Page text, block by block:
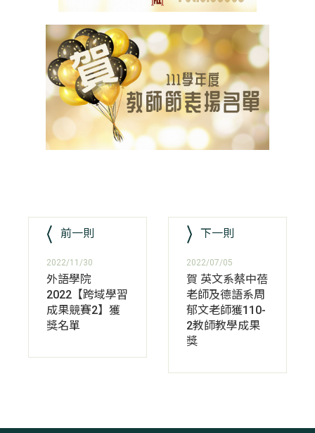
前一則
2022/11/30
外語學院
2022【跨域學習
成果競賽2】獲
獎名單
下一則
2022/07/05
賀 英文系蔡中蓓
老師及德語系周
郁文老師獲110-
2教師教學成果
獎